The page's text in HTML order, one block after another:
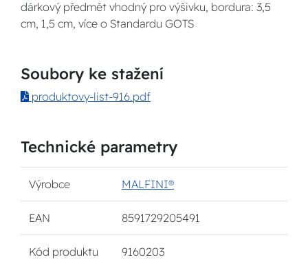
dárkový předmět vhodný pro výšivku, bordura: 3,5
cm, 1,5 cm, více o Standardu GOTS
Soubory ke stažení
produktovy-list-916.pdf
Technické parametry
Výrobce MALFINI®
EAN 8591729205491
Kód produktu 9160203